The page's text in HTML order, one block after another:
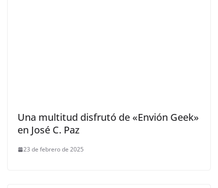
Una multitud disfrutó de «Envión Geek»
en José C. Paz
23 de febrero de 2025